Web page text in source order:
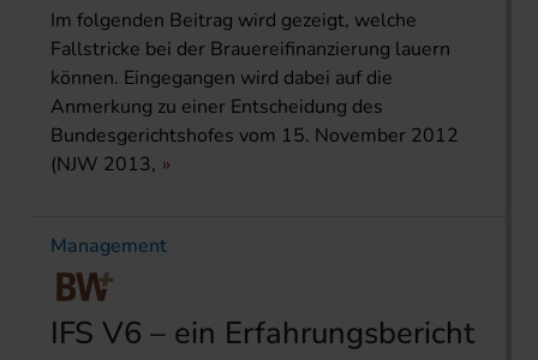
Im folgenden Beitrag wird gezeigt, welche
Fallstricke bei der Brauereifinanzierung lauern
können. Eingegangen wird dabei auf die
Anmerkung zu einer Entscheidung des
Bundesgerichtshofes vom 15. November 2012
(NJW 2013,
Management
IFS V6 – ein Erfahrungsbericht